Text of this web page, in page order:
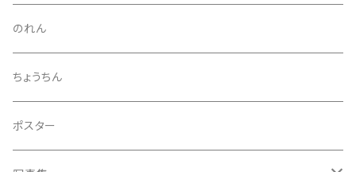
お礼ボイス
アクリルスタンド
灰皿
毅然湯
スガヌマンチョコシール
A HARD DAY'S NIGHT
with the suganuma's
のれん
ちょうちん
ポスター